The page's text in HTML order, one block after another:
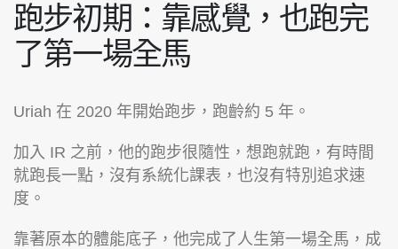
跑步初期：靠感覺，也跑完
了第一場全馬
Uriah 在 2020 年開始跑步，跑齡約 5 年。
加入 IR 之前，他的跑步很隨性，想跑就跑，有時間
就跑長一點，沒有系統化課表，也沒有特別追求速
度。
靠著原本的體能底子，他完成了人生第一場全馬，成